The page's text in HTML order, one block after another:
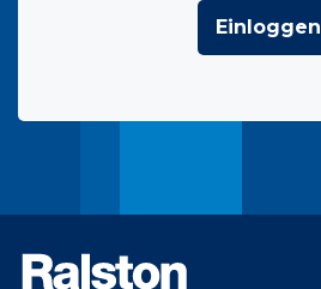
Einloggen